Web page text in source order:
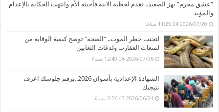
“عشق محرم” يهز الصعيد.. تقدم لخطبة الابنة فأحبته الأم وانتهت الحكاية بالإعدام
والمؤبد
2026/07/20 11:25:24 صباحًا
لتجنب خطر الموت.. “الصحة” توضح كيفية الوقاية من
لسعات العقارب ولدغات الثعابين
2026/07/06 12:49:06 مساءً
الشهادة الإعدادية بأسوان 2026..برقم جلوسك اعرف
نتيجتك
2026/06/24 2:26:43 مساءً